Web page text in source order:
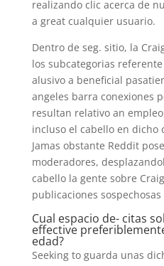
realizando clic acerca de
a great cualquier usuario.
Dentro de seg. sitio, la
los subcategorias
alusivo a beneficial
angeles barra conexiones
resultan relativo an
incluso el cabello en
Jamas obstante Reddit
moderadores,
cabello la gente sobre
publicaciones
Cual espacio de- citas
effective
edad?
Seeking to guarda unas